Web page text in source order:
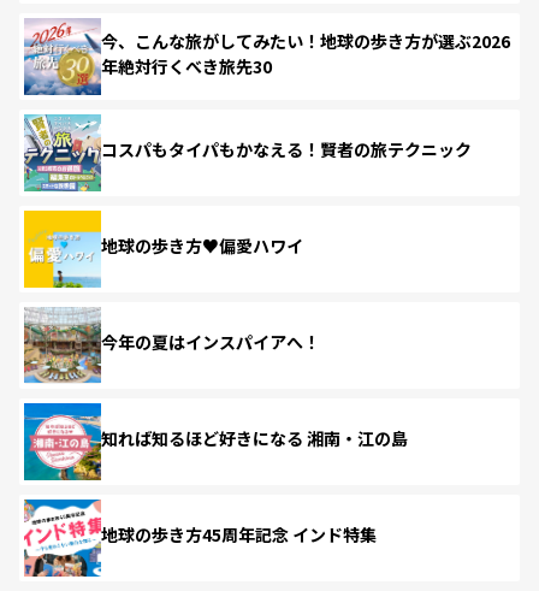
今、こんな旅がしてみたい！地球の歩き方が選ぶ2026
年絶対行くべき旅先30
コスパもタイパもかなえる！賢者の旅テクニック
地球の歩き方♥偏愛ハワイ
今年の夏はインスパイアへ！
知れば知るほど好きになる 湘南・江の島
地球の歩き方45周年記念 インド特集